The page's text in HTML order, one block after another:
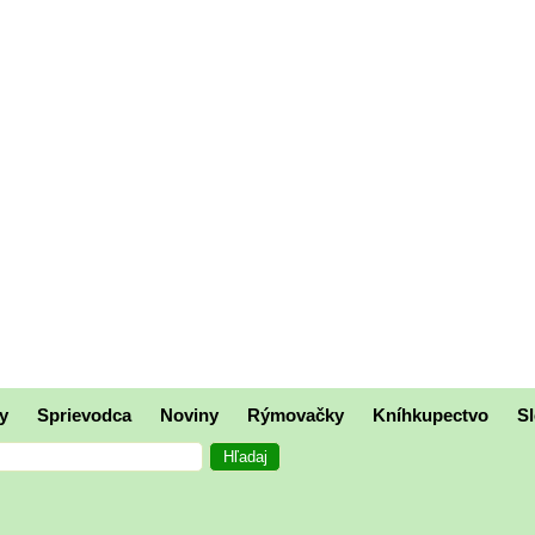
Sprievodca Noviny Rýmovačky Kníhkupectvo